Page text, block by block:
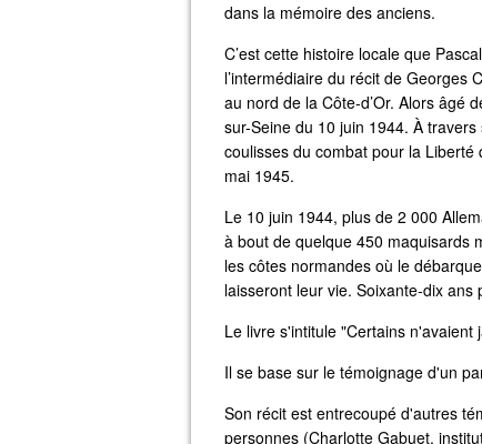
dans la mémoire des anciens.
C’est cette histoire locale que
l’intermédiaire du récit de Georges
au nord de la Côte-d’Or. Alors âgé
sur-Seine du 10 juin 1944. À
coulisses du combat pour la Liberté
mai 1945.
Le 10 juin 1944, plus de 2 000
à bout de quelque 450 maquisards
les côtes normandes où le
laisseront leur vie. Soixante-dix
Le livre s'intitule "Certains
Il se base sur le témoignage d'un
Son récit est entrecoupé d'autres
personnes (Charlotte Gabuet,